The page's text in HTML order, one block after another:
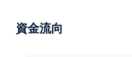
資金流向